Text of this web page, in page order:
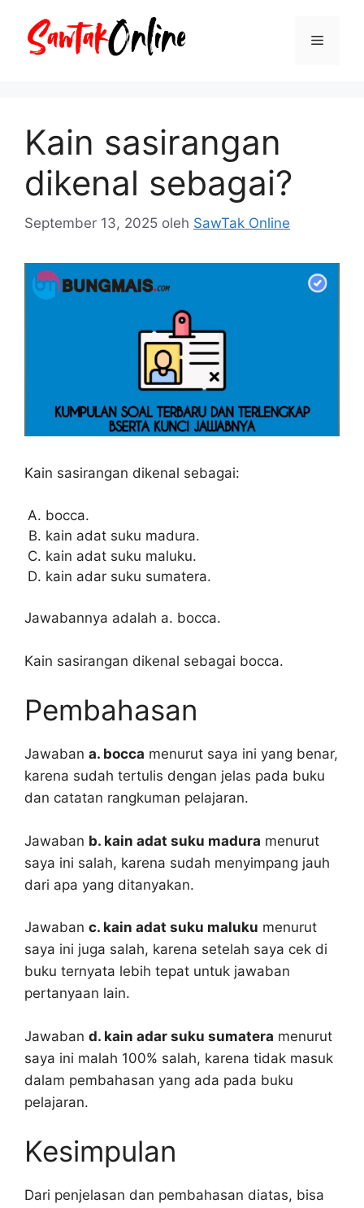
Menu
Kain sasirangan
dikenal sebagai?
September 13, 2025 oleh SawTak Online
Kain sasirangan dikenal sebagai:
bocca.
kain adat suku madura.
kain adat suku maluku.
kain adar suku sumatera.
Jawabannya adalah a. bocca.
Kain sasirangan dikenal sebagai bocca.
Pembahasan
Jawaban a. bocca menurut saya ini yang benar,
karena sudah tertulis dengan jelas pada buku
dan catatan rangkuman pelajaran.
Jawaban b. kain adat suku madura menurut
saya ini salah, karena sudah menyimpang jauh
dari apa yang ditanyakan.
Jawaban c. kain adat suku maluku menurut
saya ini juga salah, karena setelah saya cek di
buku ternyata lebih tepat untuk jawaban
pertanyaan lain.
Jawaban d. kain adar suku sumatera menurut
saya ini malah 100% salah, karena tidak masuk
dalam pembahasan yang ada pada buku
pelajaran.
Kesimpulan
Dari penjelasan dan pembahasan diatas, bisa